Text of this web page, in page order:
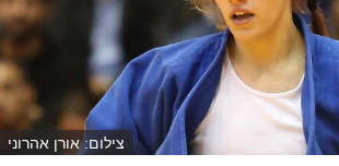
צילום: אורן אהרוני